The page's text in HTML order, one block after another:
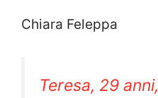
Chiara Feleppa
Teresa, 29